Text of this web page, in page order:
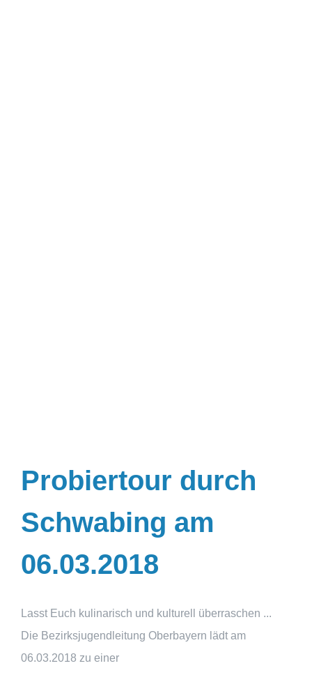
Probiertour durch
Schwabing am
06.03.2018
Lasst Euch kulinarisch und kulturell überraschen ...
Die Bezirksjugendleitung Oberbayern lädt am
06.03.2018 zu einer